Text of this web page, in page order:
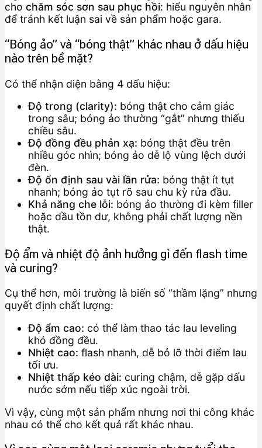
cho chăm sóc sơn sau phục hồi: hiểu nguyên nhân
để tránh kết luận sai về sản phẩm hoặc gara.
“Bóng ảo” và “bóng thật” khác nhau ở dấu hiệu
nào trên bề mặt?
Có thể nhận diện bằng 4 dấu hiệu:
Độ trong (clarity): bóng thật cho cảm giác
trong sâu; bóng ảo thường “gắt” nhưng thiếu
chiều sâu.
Độ đồng đều phản xạ: bóng thật đều trên
nhiều góc nhìn; bóng ảo dễ lộ vùng lệch dưới
đèn.
Độ ổn định sau vài lần rửa: bóng thật ít tụt
nhanh; bóng ảo tụt rõ sau chu kỳ rửa đầu.
Khả năng che lỗi: bóng ảo thường đi kèm filler
hoặc dầu tồn dư, không phải chất lượng nền
thật.
Độ ẩm và nhiệt độ ảnh hưởng gì đến flash time
và curing?
Cụ thể hơn, môi trường là biến số “thầm lặng” nhưng
quyết định chất lượng:
Độ ẩm cao: có thể làm thao tác lau leveling
khó đồng đều.
Nhiệt cao: flash nhanh, dễ bỏ lỡ thời điểm lau
tối ưu.
Nhiệt thấp kéo dài: curing chậm, dễ gặp dấu
nước sớm nếu tiếp xúc ngoài trời.
Vì vậy, cùng một sản phẩm nhưng nơi thi công khác
nhau có thể cho kết quả rất khác nhau.